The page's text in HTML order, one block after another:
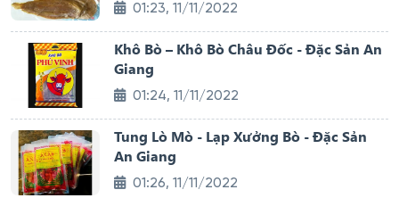
01:23, 11/11/2022
Khô Bò – Khô Bò Châu Đốc - Đặc Sản An
Giang
01:24, 11/11/2022
Tung Lò Mò - Lạp Xưởng Bò - Đặc Sản
An Giang
01:26, 11/11/2022